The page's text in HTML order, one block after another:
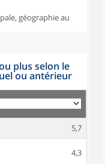
géographie au
plus selon le
ou antérieur
5,7
4,3